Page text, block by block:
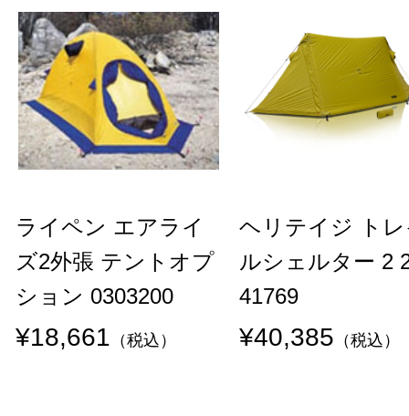
ライペン エアライ
ズ2外張 テントオプ
ション 0303200
¥18,661 （税込）
ヘリテイジ ト
ルシェルター 2
41769
¥40,385 （税込）